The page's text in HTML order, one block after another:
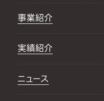
事業紹介
実績紹介
ニュース